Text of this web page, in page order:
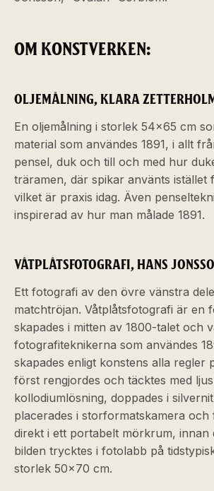
OM KONSTVERKEN:
OLJEMÅLNING, KLARA
En oljemålning i storlek 54x65 cm
material som användes 1891, i allt
pensel, duk och till och med hur
träramen, där spikar använts istället
vilket är praxis idag. Även
inspirerad av hur man målade 1891.
VÅTPLÅTSFOTOGRAFI, HANS
Ett fotografi av den övre vänstra
matchtröjan. Våtplåtsfotografi är en
skapades i mitten av 1800-talet och
fotografiteknikerna som användes
skapades enligt konstens alla regler
först rengjordes och täcktes med
kollodiumlösning, doppades i
placerades i storformatskamera och
direkt i ett portabelt mörkrum, innan
bilden trycktes i fotolabb på
storlek 50x70 cm.